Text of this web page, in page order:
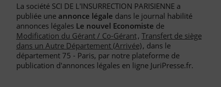
Liste des Greffes
Liste des CCI
Le Blog pour les Entreprises
La société SCI DE L'INSURRECTION PARISIENNE a
publiée une annonce légale dans le journal habilité
annonces légales Le nouvel Economiste de
Modification du Gérant / Co-Gérant, Transfert de siège
dans un Autre Département (Arrivée), dans le
département 75 - Paris, par notre plateforme de
publication d'annonces légales en ligne JuriPresse.fr.